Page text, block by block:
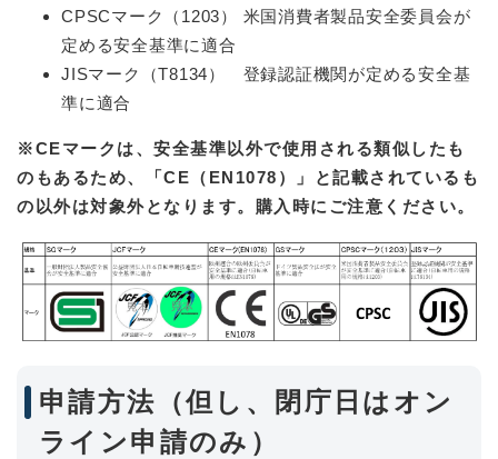
CPSCマーク（1203） 米国消費者製品安全委員会が
定める安全基準に適合
JISマーク（T8134） 登録認証機関が定める安全基
準に適合
※CEマークは、安全基準以外で使用される類似したも
のもあるため、「CE（EN1078）」と記載されているも
の以外は対象外となります。購入時にご注意ください。
申請方法（但し、閉庁日はオン
ライン申請のみ）